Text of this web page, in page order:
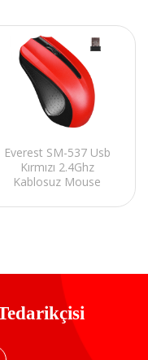
Everest SM-537 Usb
Kırmızı 2.4Ghz
Kablosuz Mouse